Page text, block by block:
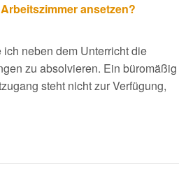
ansetzen?
neben dem Unterricht die
zu absolvieren. Ein büromäßig
steht nicht zur Verfügung,